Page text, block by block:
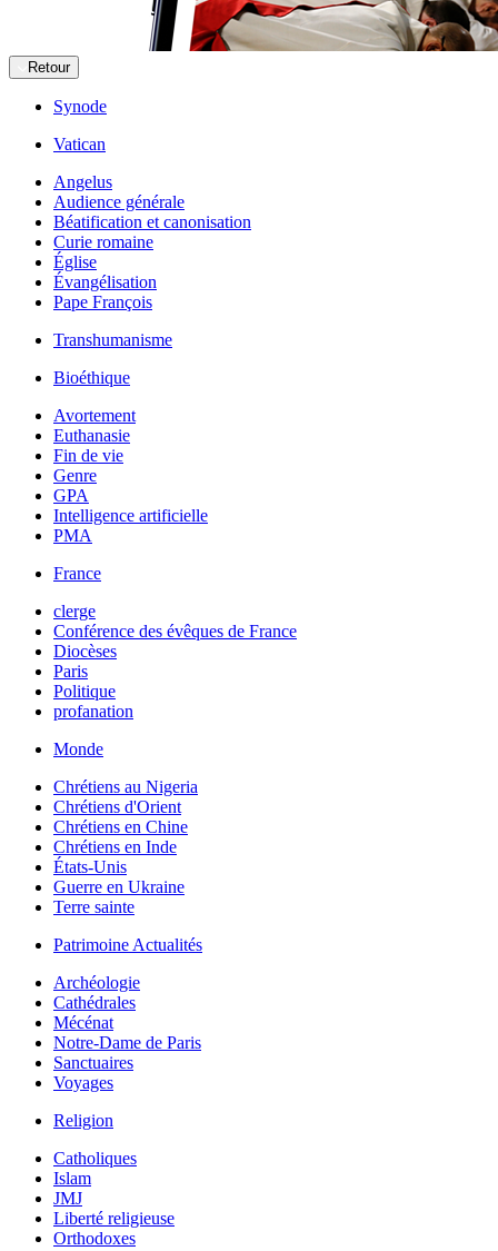
Retour
Synode
Vatican
Angelus
Audience générale
Béatification et canonisation
Curie romaine
Église
Évangélisation
Pape François
Transhumanisme
Bioéthique
Avortement
Euthanasie
Fin de vie
Genre
GPA
Intelligence artificielle
PMA
France
clerge
Conférence des évêques de France
Diocèses
Paris
Politique
profanation
Monde
Chrétiens au Nigeria
Chrétiens d'Orient
Chrétiens en Chine
Chrétiens en Inde
États-Unis
Guerre en Ukraine
Terre sainte
Patrimoine Actualités
Archéologie
Cathédrales
Mécénat
Notre-Dame de Paris
Sanctuaires
Voyages
Religion
Catholiques
Islam
JMJ
Liberté religieuse
Orthodoxes